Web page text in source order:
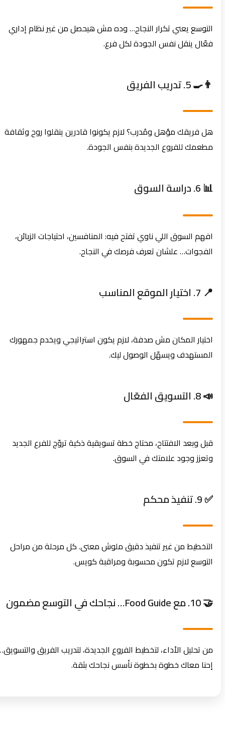
التوسع يعني تكرار النجاح… وده مش هيحصل من غير نظام إداري
فعّال ينقل نفس الجودة لكل فرع.
👨‍🍳 5. تدريب الفريق
هل فريقك مؤهل ومُدرب؟ لازم يكونوا قادرين ينقلوا روح وثقافة
مطعمك للفروع الجديدة بنفس الجودة.
افهم السوق اللي ناوي تفتح فيه: المنافسين، احتياجات الزبائن،
الفجوات… علشان تعرف فرصك في النجاح.
اختيار المكان مش صدفة، لازم يكون استراتيجي ويخدم جمهورك
المستهدف ويسهّل الوصول ليك.
قبل وبعد الافتتاح، محتاج خطة تسويقية ذكية تروّج للفرع الجديد
وتعزز وجود علامتك في السوق.
التخطيط من غير تنفيذ دقيق ملوش معنى. كل مرحلة من مراحل
التوسع لازم تكون محسوبة ومراقبة كويس.
من تحليل الأداء، لتخطيط الفروع الجديدة، لتدريب الفريق والتسويق…
إحنا معاك خطوة بخطوة نأسس نجاحك بثقة.